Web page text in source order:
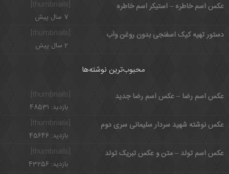
عکس اسم خاطره – استیکر اسم خاطره
7 سال پیش
دستور تهیه کیک اسفنجی بدون روغن وآب
2 سال پیش
محبوب‌ترین نوشته‌ها
عکس اسم رضا – عکس اسم رضا جدید
بازدید: 48531
[thumbnails]
عکس نوشته شهید سردار سلیمانی سری دوم
بازدید: 45646
عکس اسم تولد – متن و عکس تبریک تولد
بازدید: 43256